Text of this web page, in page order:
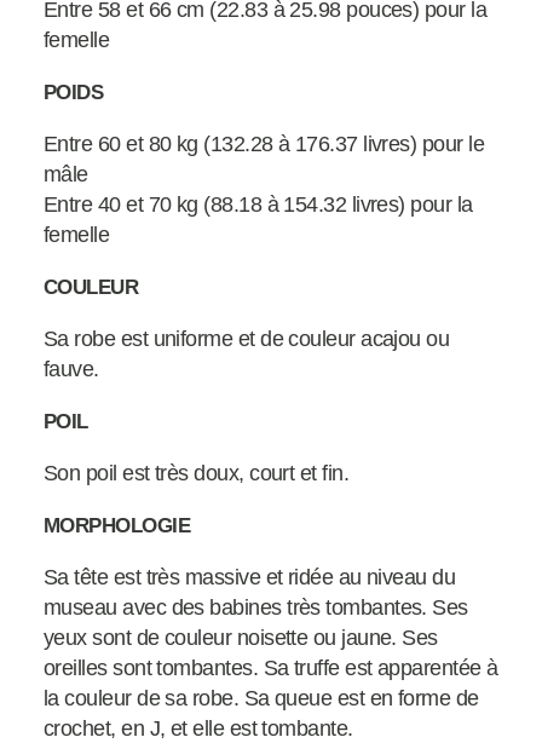
Entre 58 et 66 cm (22.83 à 25.98 pouces) pour la
femelle
POIDS
Entre 60 et 80 kg (132.28 à 176.37 livres) pour le
mâle
Entre 40 et 70 kg (88.18 à 154.32 livres) pour la
femelle
COULEUR
Sa robe est uniforme et de couleur acajou ou
fauve.
POIL
Son poil est très doux, court et fin.
MORPHOLOGIE
Sa tête est très massive et ridée au niveau du
museau avec des babines très tombantes. Ses
yeux sont de couleur noisette ou jaune. Ses
oreilles sont tombantes. Sa truffe est apparentée à
la couleur de sa robe. Sa queue est en forme de
crochet, en J, et elle est tombante.